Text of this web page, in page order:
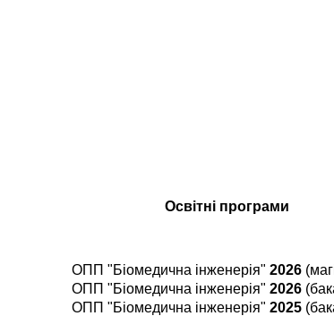
Освітні програми
ОПП "Біомедична інженерія" 2026
ОПП "Біомедична інженерія" 2026
ОПП "Біомедична інженерія" 2025